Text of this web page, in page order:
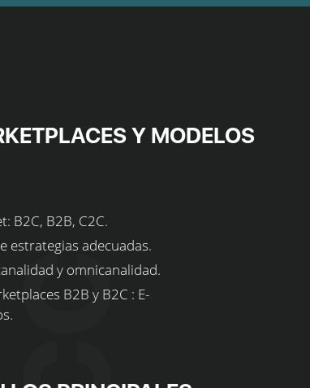
Y MODELOS
B2C, B2B, C2C.
estrategias adecuadas.
y omnicanalidad.
B2B y B2C : E-